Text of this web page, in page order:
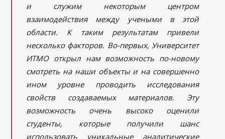
и служим некоторым центром
взаимодействия между учеными в этой
области. К таким результатам привели
несколько факторов. Во-первых, Университет
ИТМО открыл нам возможность по-новому
смотреть на наши объекты и на совершенно
ином уровне проводить исследования
свойств создаваемых материалов. Эту
возможность очень высоко оценили
студенты, которые получили шанс
использовать уникальные аналитические